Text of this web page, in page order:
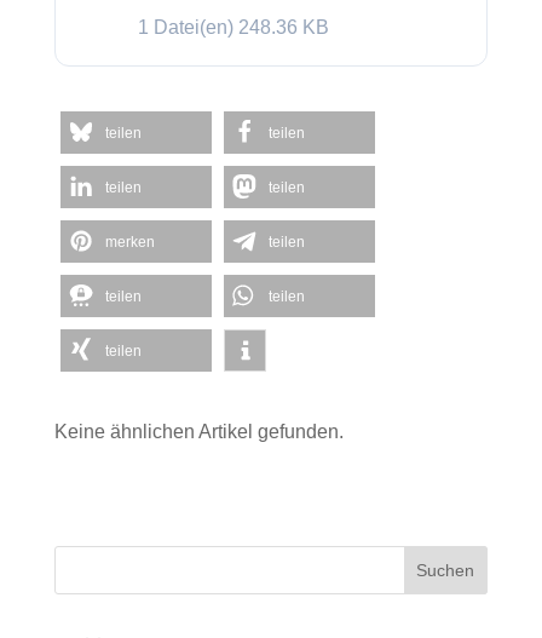
1 Datei(en) 248.36 KB
teilen teilen
teilen teilen
merken teilen
teilen teilen
teilen
Keine ähnlichen Artikel gefunden.